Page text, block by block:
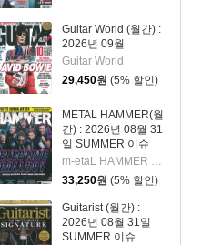
Guitar World (월간) :
2026년 09월
Guitar World
29,450원 (5% 할인)
METAL HAMMER(월
간) : 2026년 08월 31
일 SUMMER 이슈
m-etaL HAMMER 편집부
33,250원 (5% 할인)
Guitarist (월간) :
2026년 08월 31일
SUMMER 이슈